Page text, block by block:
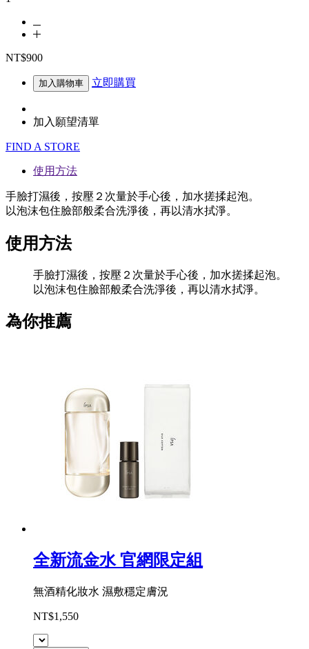
NT$900
加入購物車 立即購買
加入願望清單
FIND A STORE
使用方法
手臉打濕後，按壓２次量於手心後，加水搓揉起泡。
以泡沫包住臉部般柔合洗淨後，再以清水拭淨。
使用方法
手臉打濕後，按壓２次量於手心後，加水搓揉起泡。
以泡沫包住臉部般柔合洗淨後，再以清水拭淨。
為你推薦
全新流金水 官網限定組
無酒精化妝水 濕敷穩定膚況
NT$1,550